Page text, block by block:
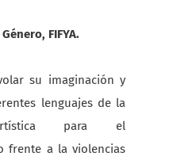
FIFYA.
su imaginación y
lenguajes de la
para el
frente a la violencias